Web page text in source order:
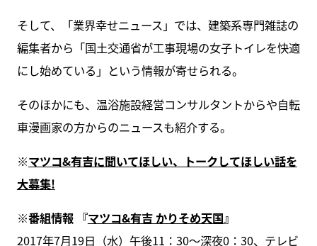
そして、「業界幸せニュース」では、建築系専門雑誌の
編集者から「国土交通省が工事現場の女子トイレを快適
にし始めている」という情報が寄せられる。
そのほかにも、温浴施設経営コンサルタントからや自転
車漫画家の方からのニュースも紹介する。
※マツコ&有吉に聞いてほしい、トークしてほしい話を
大募集!
※番組情報 『マツコ&有吉 かりそめ天国』
2017年7月19日（水）午後11：30～深夜0：30、テレビ